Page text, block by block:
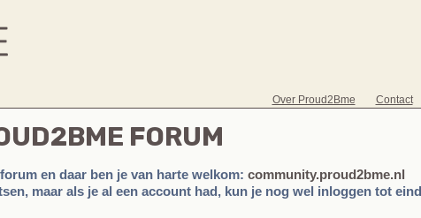
Over Proud2Bme Contact
FORUM
en daar ben je van harte welkom: community.proud2bme.nl
maar als je al een account had, kun je nog wel inloggen tot